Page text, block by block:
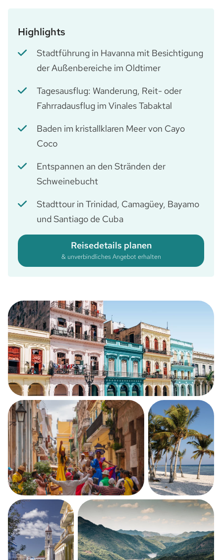
Highlights
Stadtführung in Havanna mit Besichtigung
der Außenbereiche im Oldtimer
Tagesausflug: Wanderung, Reit- oder
Fahrradausflug im Vinales Tabaktal
Baden im kristallklaren Meer von Cayo
Coco
Entspannen an den Stränden der
Schweinebucht
Stadttour in Trinidad, Camagüey, Bayamo
und Santiago de Cuba
Reisedetails planen
& unverbindliches Angebot erhalten